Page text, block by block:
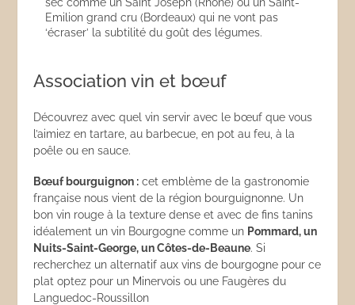
Emilion grand cru (Bordeaux) qui ne vont pas
‘écraser’ la subtilité du goût des légumes.
Association vin et bœuf
Découvrez avec quel vin servir avec le bœuf que vous
l’aimiez en tartare, au barbecue, en pot au feu, à la
poêle ou en sauce.
Bœuf bourguignon : cet emblème de la gastronomie
française nous vient de la région bourguignonne. Un
bon vin rouge à la texture dense et avec de fins tanins
idéalement un vin Bourgogne comme un Pommard, un
Nuits-Saint-George, un Côtes-de-Beaune. Si
recherchez un alternatif aux vins de bourgogne pour ce
plat optez pour un Minervois ou une Faugères du
Languedoc-Roussillon